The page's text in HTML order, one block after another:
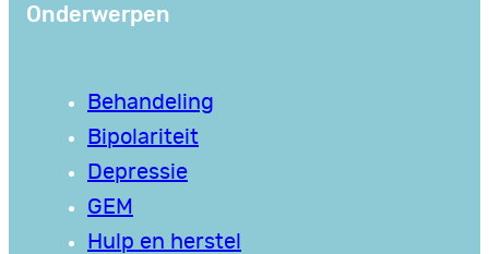
Onderwerpen
Behandeling
Bipolariteit
Depressie
GEM
Hulp en herstel